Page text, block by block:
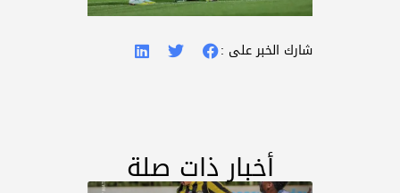
شارك الخبر على :
أخبار ذات صلة